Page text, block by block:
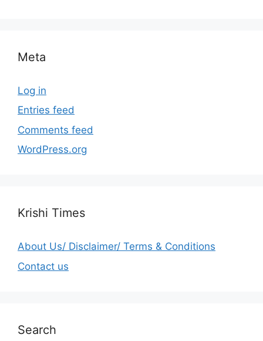
Meta
Log in
Entries feed
Comments feed
WordPress.org
Krishi Times
About Us/ Disclaimer/ Terms & Conditions
Contact us
Search